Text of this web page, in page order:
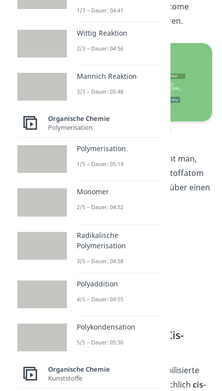
M-Effekt
über mehrere Atome
verteilen und so stabilisieren.
Stabilisiertes Ylid
An obigem Beispiel erkennt man,
dass hier das Ylid Kohlenstoffatom
seine negative Teilladung über einen
Reaktionsweg für Cis-
Isomere
Verwendet man nicht stabilisierte
Ylide, so wirst du hauptsächlichcis-
1/3 – Dauer: 04:41
Wittig Reaktion
2/3 – Dauer: 04:56
Mannich Reaktion
3/3 – Dauer: 05:48
Organische Chemie
Polymerisation
Polymerisation
1/5 – Dauer: 05:19
Monomer
2/5 – Dauer: 04:52
Radikalische
Polymerisation
3/5 – Dauer: 04:58
Polyaddition
4/5 – Dauer: 04:55
Polykondensation
5/5 – Dauer: 05:30
Organische Chemie
Kunststoffe